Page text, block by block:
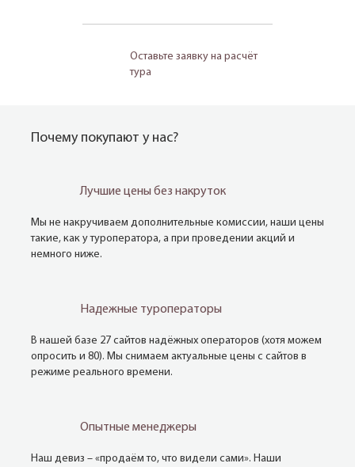
Оставьте заявку на расчёт
тура
Почему покупают у нас?
Лучшие цены без накруток
Мы не накручиваем дополнительные комиссии, наши цены
такие, как у туроператора, а при проведении акций и
немного ниже.
Надежные туроператоры
В нашей базе 27 сайтов надёжных операторов (хотя можем
опросить и 80). Мы снимаем актуальные цены с сайтов в
режиме реального времени.
Опытные менеджеры
Наш девиз – «продаём то, что видели сами». Наши